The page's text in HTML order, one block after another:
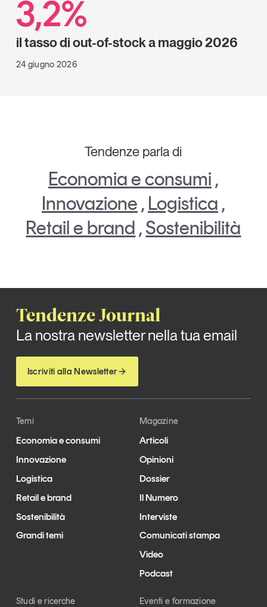
3,2%
il tasso di out-of-stock a maggio 2026
24 giugno 2026
Tendenze parla di
Economia e consumi ,
Innovazione , Logistica ,
Retail e brand ,Sostenibilità
Tendenze Journal
La nostra newsletter nella tua email
Iscriviti alla Newsletter
Temi
Economia e consumi
Innovazione
Logistica
Retail e brand
Sostenibilità
Grandi temi
Magazine
Articoli
Opinioni
Dossier
Il Numero
Interviste
Comunicati stampa
Video
Podcast
Studi e ricerche Eventi e formazione